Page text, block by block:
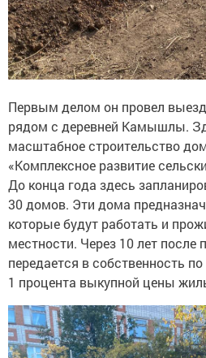
Первым делом он провел
рядом с деревней Камышлы.
масштабное строительство
«Комплексное развитие
До конца года здесь
30 домов. Эти дома
которые будут работать и
местности. Через 10 лет
передается в собственность
1 процента выкупной цены